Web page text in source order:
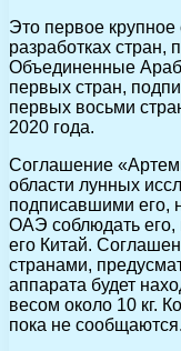
Это первое крупное
разработках стран,
Объединенные
первых стран,
первых восьми
2020 года.
Соглашение
области лунных
подписавшими его,
ОАЭ соблюдать его,
его Китай.
странами,
аппарата будет
весом около 10 кг.
пока не сообщаются.